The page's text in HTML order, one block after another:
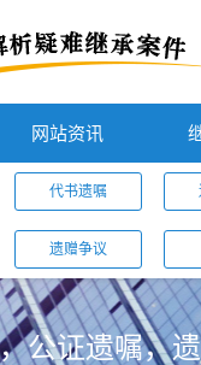
网站资讯
代书遗嘱
遗赠争议
公证遗嘱，